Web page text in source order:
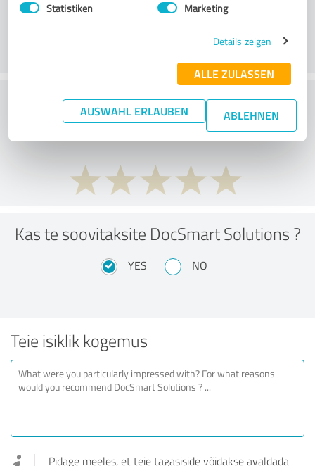
Statistiken Marketing
Details zeigen
ALLE ZULASSEN
AUSWAHL ERLAUBEN ABLEHNEN
What do you think of the price to
performance ratio?
Kas te soovitaksite DocSmart Solutions ?
YES NO
Teie isiklik kogemus
Pidage meeles, et teie tagasiside võidakse avaldada